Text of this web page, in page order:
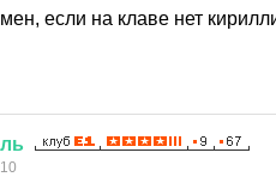
если на клаве нет